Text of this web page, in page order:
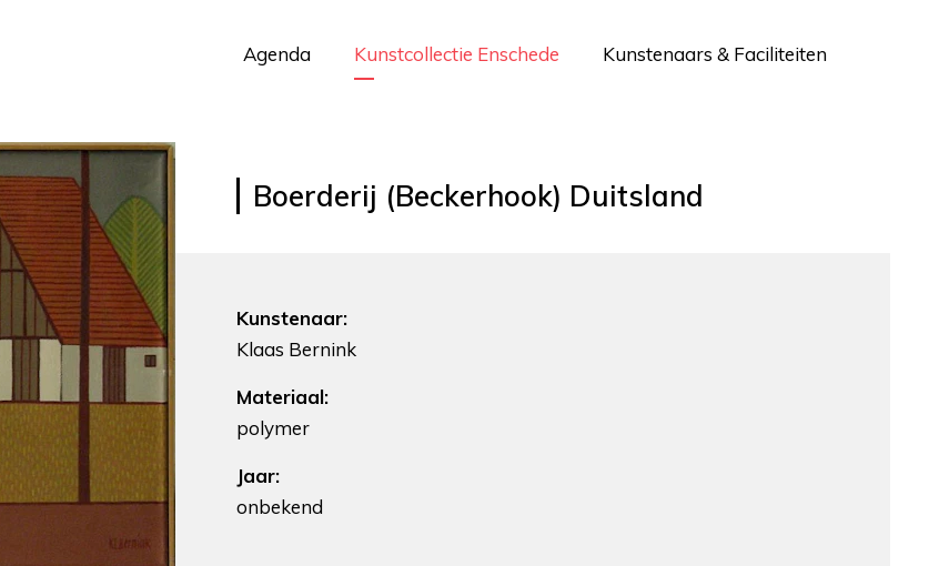
Agenda Kunstcollectie Enschede Kunstenaars & Faciliteiten
Boerderij (Beckerhook) Duitsland
Kunstenaar:
Klaas Bernink
Materiaal:
polymer
Jaar:
onbekend